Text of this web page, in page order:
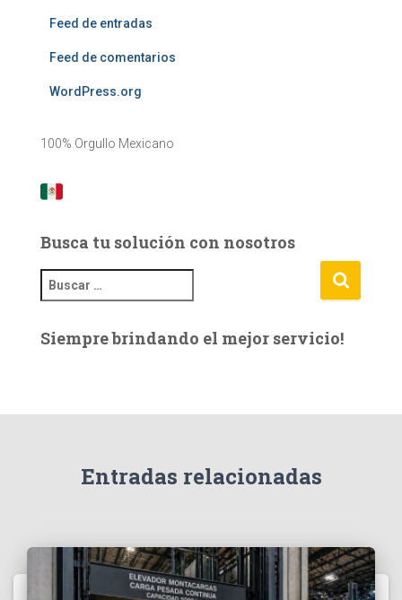
Feed de entradas
Feed de comentarios
WordPress.org
100% Orgullo Mexicano
Busca tu solución con nosotros
u
c
Siempre brindando el mejor servicio!
Entradas relacionadas